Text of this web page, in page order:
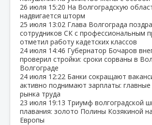
26 июля 15:20 На Волгоградскую
надвигается шторм
25 июля 13:02 Глава Волгограда
сотрудников СК с профессиональным
отметил работу кадетских классов
24 июля 14:46 Губернатор Бочаров
проверил стройки: сроки сорваны в
Волгограде
24 июля 12:22 Банки сокращают
активно поднимают зарплаты:
рынка труда
23 июля 19:13 Триумф волгоградской
плавания: золото Полины Козякиной
Европы